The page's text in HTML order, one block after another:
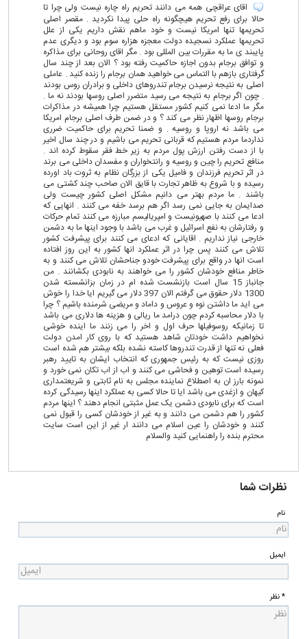
اقای عراقچی همه می دانند تحریم راه چاره نیست ولی چرا تا
حالا برای رفع تحریم هیچگونه راه حلی پیدا نکردید . مقصر اصلی
تحریمها تنها امریکا نیست و خود ماهم نقش داریم یکی از علل
تحریمها عملکرد نسجیده دولت معجزه هزاره سوم بود و دیگری عدم
پایبند ی ما به مقررات بین المللی بود . مگر اقای روحانی برای مذاکره
و توافق برجام بدون اجازه حاکمیت رفته بود ؟ الان بعد از چند سال
گرفتاری بازهم با التماس می خواهید همان برجام را زنده کنید . عاملی
اصلی به نتیجه نرسیدن برجام تندروهای داخلی و برادران روس بودند
. چون اگر برجام به نتیجه می رسید متضرر اصلی روسها بودند نه ما .
مگر ما ادعا نمی کنیم کشور مستقل هستیم چرا همیشه در مذاکرات
برجام روسها اظهار نظر می کند ؟ و در ضمن طرف اصلی برجام امریکا
می باشد نه اروپا و روسیه . و ضمنا تحریم برای حاکمیت ضرری
نداردما مردم هستیم که قربانی تحریم می باشیم و در چند سال اخیر
با از دست رفتن ارزش پول مردم به زیر خط فقر سقوط کرده اند .
منافع تحریم را چین و روسیه و رانتخواران و مفسدان داخلی می برند
در اثر تحریم فرزندان و فامیل یکی از بزرگان نظام به ثروت باد اورده
رسیده و با شروع به ظاهر تجارت با قایق الان صاحب چند کشتی می
باشند . ما مردم بهتر می دانیم مشکل اصلی کشور چیست ولی
صدایمان به جایی نمی رسد اگر هم برسد خفه می کنند . انهایی که
ادعا می کنند با صهیونیست و امپریالیسم مبارزه می کنند تمام حرکات
و رفتارشان به نفع اسرائیل و غرب می باشد با وجود اینها ما به دشمن
خارجی نیاز نداریم . اقایانی که ادعای می کنند برای پیشرفت کشور
تلاش می کنند پس چرا در اثر عملکرد انها کشور به این روز افتاده
است انها در واقع برای پیشرفت خودو جناحشان تلاش می کنند و به
خاطر منافع خودشان کشور را می خواهند به نابودی بکشانند . من
جانباز 15 سال است بازنشست شده ام در زمان بزانشسته شدن
1300 دلار حقوق می گرفتم الان 397 دلار می گیریم ایا خدا را خوش
می اید ما داشتن نوه و عروس و داماد و مریضی شرمنده باشیم ؟ چرا
با دلار محاسبه کردم چون درامد ما ریالی و هزینه ها دلاری می باشد
تا زمانیکه روسوفیلها حرف اول و اخر را می زنند ما اینده خوشی
نخواهیم داشت خودتان شاهد هستید که با روی کار امدن دولت
فعلی نه تنها از قدرت تندروها کاسته نشده بلکه بیشتر هم شده است
روزی نیست که به رئیس جمهوری که انتخاب ایشان به تایید رهبر
رسیده است توهین و فحاشی می کنند و اب از اب تکان نمی خورد و
نمونه بارز ان به اصطلاع نماینده مجلس به نام ثابتی و شریعتمداری
کیهان و ازغدی می باشد ایا تا حالا کسی به عملکرد اینها رسیدگی کرده
است که برای نابودی دشمن یک عمل مثبتی انجام دهند ؟ اینها مردم
کشور را هم دشمن می دانند و به غیر از خودشان کسی را قبول نمی
کنند و خودشان را عین اسلام می دانند ار غیر از این است سایت
محترم بنده را راهنمایی کنید والسلام
نظرات شما
نام
ایمیل
* نظر